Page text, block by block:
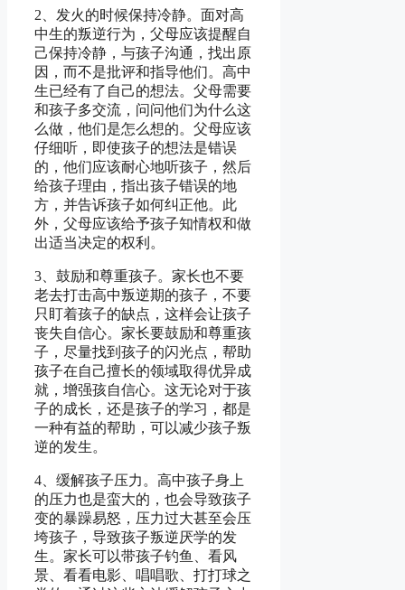
2、发火的时候保持冷静。面对高
中生的叛逆行为，父母应该提醒自
己保持冷静，与孩子沟通，找出原
因，而不是批评和指导他们。高中
生已经有了自己的想法。父母需要
和孩子多交流，问问他们为什么这
么做，他们是怎么想的。父母应该
仔细听，即使孩子的想法是错误
的，他们应该耐心地听孩子，然后
给孩子理由，指出孩子错误的地
方，并告诉孩子如何纠正他。此
外，父母应该给予孩子知情权和做
出适当决定的权利。
3、鼓励和尊重孩子。家长也不要
老去打击高中叛逆期的孩子，不要
只盯着孩子的缺点，这样会让孩子
丧失自信心。家长要鼓励和尊重孩
子，尽量找到孩子的闪光点，帮助
孩子在自己擅长的领域取得优异成
就，增强孩自信心。这无论对于孩
子的成长，还是孩子的学习，都是
一种有益的帮助，可以减少孩子叛
逆的发生。
4、缓解孩子压力。高中孩子身上
的压力也是蛮大的，也会导致孩子
变的暴躁易怒，压力过大甚至会压
垮孩子，导致孩子叛逆厌学的发
生。家长可以带孩子钓鱼、看风
景、看看电影、唱唱歌、打打球之